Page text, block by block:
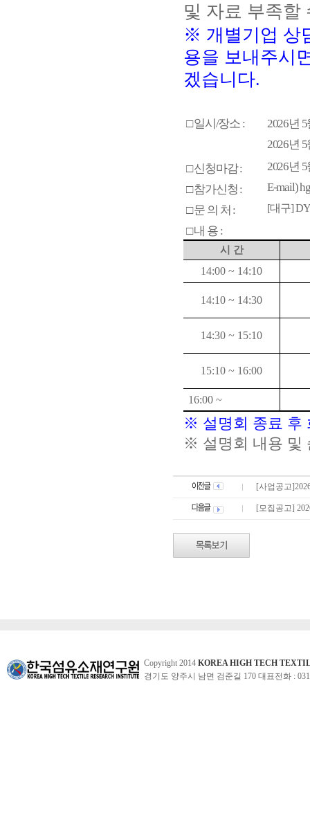
및 자료 부족할
※ 개별기업 상
용을 보내주시
겠습니다.
□일시/장소 : 2026년 5
2026년 5
□신청마감: 2026년 5
□참가신청 :
E-mail)
□문 의 처 : [대구]
□내 용 :
시 간
14:00 ~ 14:10
14:10 ~ 14:30
14:30 ~ 15:10
15:10 ~ 16:00
16:00 ~
※ 설명회 종료 후
※ 설명회 내용 및
[사업공고
[모집공고]
Copyright 2014 KOREA HIGH TECH
경기도 양주시 남면 검준길 170 대표전화 :